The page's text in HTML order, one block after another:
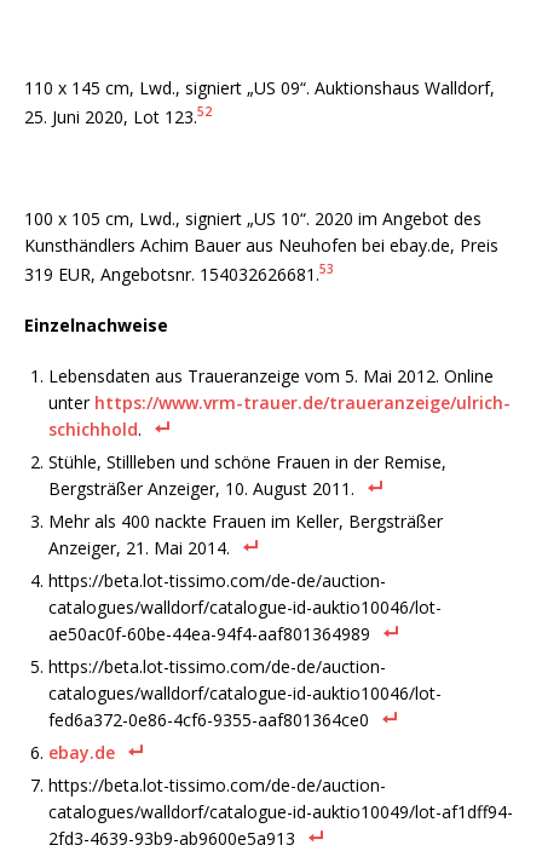
110 x 145 cm, Lwd., signiert „US 09“. Auktionshaus Walldorf,
25. Juni 2020, Lot 123.52
100 x 105 cm, Lwd., signiert „US 10“. 2020 im Angebot des
Kunsthändlers Achim Bauer aus Neuhofen bei ebay.de, Preis
319 EUR, Angebotsnr. 154032626681.53
Einzelnachweise
Lebensdaten aus Traueranzeige vom 5. Mai 2012. Online
unter https://www.vrm-trauer.de/traueranzeige/ulrich-
schichhold.
Stühle, Stillleben und schöne Frauen in der Remise,
Bergsträßer Anzeiger, 10. August 2011.
Mehr als 400 nackte Frauen im Keller, Bergsträßer
Anzeiger, 21. Mai 2014.
https://beta.lot-tissimo.com/de-de/auction-
catalogues/walldorf/catalogue-id-auktio10046/lot-
ae50ac0f-60be-44ea-94f4-aaf801364989
https://beta.lot-tissimo.com/de-de/auction-
catalogues/walldorf/catalogue-id-auktio10046/lot-
fed6a372-0e86-4cf6-9355-aaf801364ce0
ebay.de
https://beta.lot-tissimo.com/de-de/auction-
catalogues/walldorf/catalogue-id-auktio10049/lot-af1dff94-
2fd3-4639-93b9-ab9600e5a913